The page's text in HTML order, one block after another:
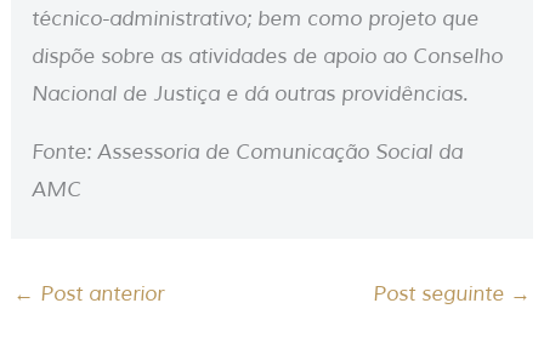
técnico-administrativo; bem como projeto que
dispõe sobre as atividades de apoio ao Conselho
Nacional de Justiça e dá outras providências.
Fonte: Assessoria de Comunicação Social da
AMC
← Post anterior Post seguinte →